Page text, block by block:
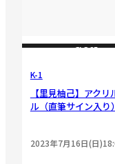
CLOSE
K-1
【里見柚己】アクリ
ル（直筆サイン入り）
2023年7月16日(日